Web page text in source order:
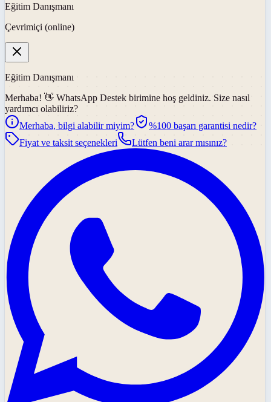
Eğitim Danışmanı
Çevrimiçi (online)
Eğitim Danışmanı
Merhaba! 👋 WhatsApp Destek birimine hoş geldiniz. Size nasıl
yardımcı olabiliriz?
Merhaba, bilgi alabilir miyim?
%100 başarı garantisi nedir?
Fiyat ve taksit seçenekleri
Lütfen beni arar mısınız?